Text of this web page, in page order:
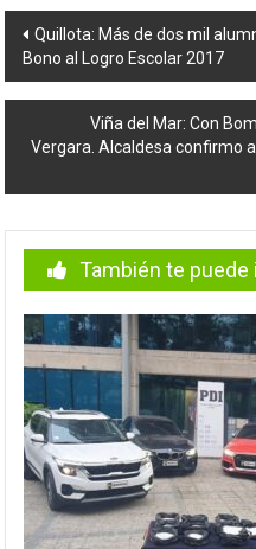
Navegación
de
entradas
Quillota: Más de dos mil
Bono al Logro Escolar 2017
Viña del Mar: Con
Vergara. Alcaldesa confirmo
También te puede